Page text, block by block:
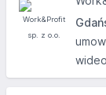
wideo